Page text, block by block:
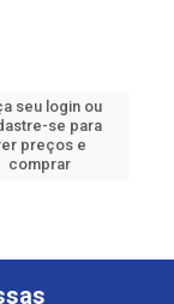
seu login ou
se para
preços e
comprar